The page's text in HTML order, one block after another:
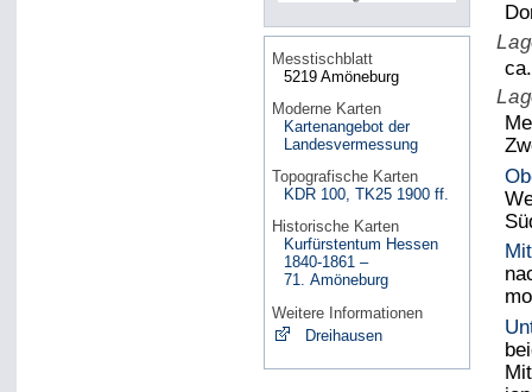
Messtischblatt
5219 Amöneburg
Moderne Karten
Kartenangebot der
Landesvermessung
Topografische Karten
KDR 100, TK25 1900 ff.
Historische Karten
Kurfürstentum Hessen
1840-1861 –
71. Amöneburg
Weitere Informationen
Dreihausen